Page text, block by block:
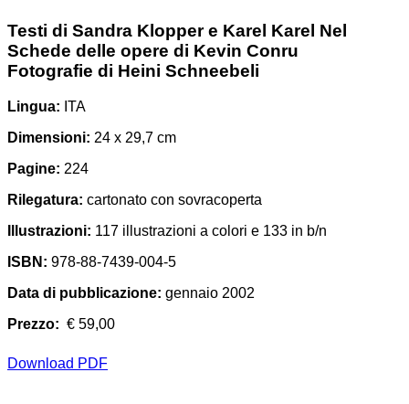
Testi di Sandra Klopper e Karel Karel Nel
Schede delle opere di Kevin Conru
Fotografie di Heini Schneebeli
Lingua: ITA
Dimensioni: 24 x 29,7 cm
Pagine: 224
Rilegatura: cartonato con sovracoperta
Illustrazioni: 117 illustrazioni a colori e 133 in b/n
ISBN: 978-88-7439-004-5
Data di pubblicazione: gennaio 2002
Prezzo: € 59,00
Download PDF